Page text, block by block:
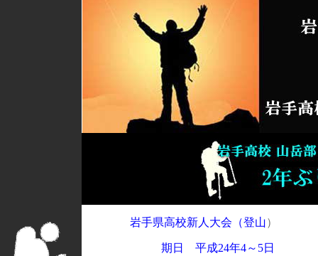
岩手県高校新人大会（登山）
期日 平成24年4～5日